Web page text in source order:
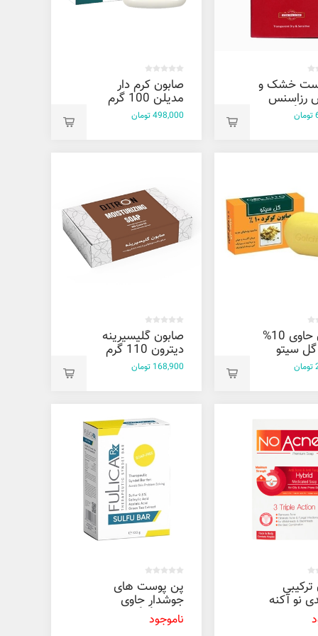
خشک و
رزاسنس
صابون کرم دار
مدیلن 100 گرم
498,000 تومان
صابون حاوی 10%
گل سیتو
صابون گلیسیرینه
دیترون 110 گرم
168,900 تومان
نو آکنه
پن پوست های
جوشدار حاوی
9/5% گوگرد فولیکا
100 گرم
ناموجود